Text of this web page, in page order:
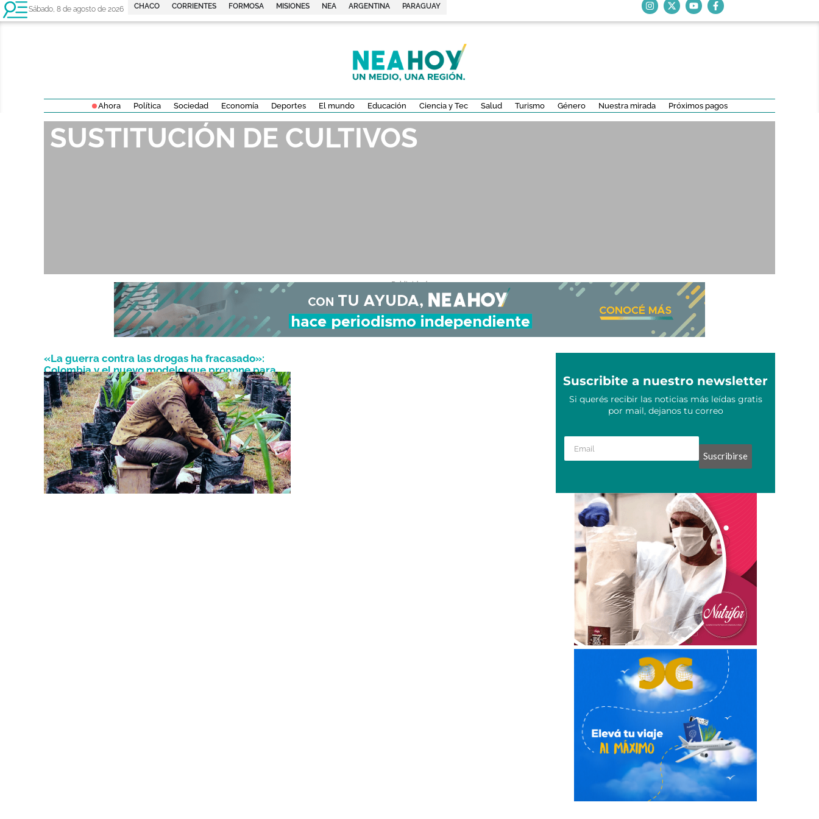
Sábado, 8 de agosto de 2026 CHACO CORRIENTES FORMOSA MISIONES NEA ARGENTINA PARAGUAY
Ahora Política Sociedad Economía Deportes El mundo Educación Ciencia y Tec Salud Turismo Género Nuestra mirada Próximos pagos
SUSTITUCIÓN DE CULTIVOS
- Publicidad -
«La guerra contra las drogas ha fracasado»:
Colombia y el nuevo modelo que propone para
combatir el narcotráfico
Octubre 12, 2022 Suscribite a nuestro newsletter
Si querés recibir las noticias más leídas gratis
por mail, dejanos tu correo
Suscribirse